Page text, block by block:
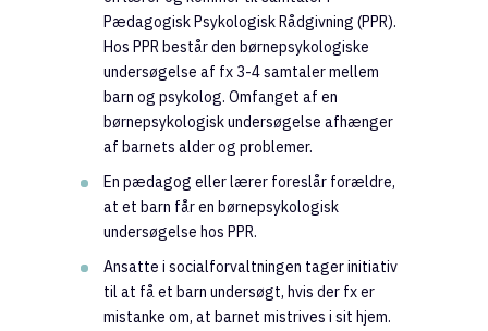
Pædagogisk Psykologisk Rådgivning (PPR).
Hos PPR består den børnepsykologiske
undersøgelse af fx 3-4 samtaler mellem
barn og psykolog. Omfanget af en
børnepsykologisk undersøgelse afhænger
af barnets alder og problemer.
En pædagog eller lærer foreslår forældre,
at et barn får en børnepsykologisk
undersøgelse hos PPR.
Ansatte i socialforvaltningen tager initiativ
til at få et barn undersøgt, hvis der fx er
mistanke om, at barnet mistrives i sit hjem.